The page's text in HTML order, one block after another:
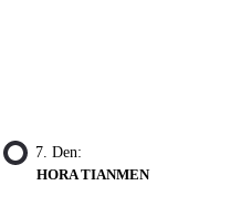
7. Den:
HORA TIANMEN